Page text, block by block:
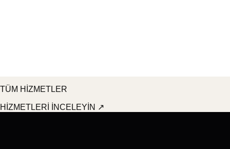
TÜM HİZMETLER
HİZMETLERİ İNCELEYİN ↗